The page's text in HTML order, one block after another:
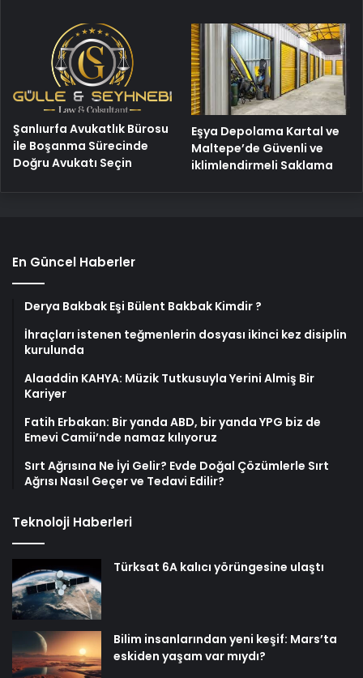
Şanlıurfa Avukatlık Bürosu
ile Boşanma Sürecinde
Doğru Avukatı Seçin
Eşya Depolama Kartal ve
Maltepe’de Güvenli ve
iklimlendirmeli Saklama
En Güncel Haberler
Derya Bakbak Eşi Bülent Bakbak Kimdir ?
İhraçları istenen teğmenlerin dosyası ikinci kez disiplin
kurulunda
Alaaddin KAHYA: Müzik Tutkusuyla Yerini Almiş Bir
Kariyer
Fatih Erbakan: Bir yanda ABD, bir yanda YPG biz de
Emevi Camii’nde namaz kılıyoruz
Sırt Ağrısına Ne İyi Gelir? Evde Doğal Çözümlerle Sırt
Ağrısı Nasıl Geçer ve Tedavi Edilir?
Teknoloji Haberleri
Türksat 6A kalıcı yörüngesine ulaştı
Bilim insanlarından yeni keşif: Mars’ta
eskiden yaşam var mıydı?